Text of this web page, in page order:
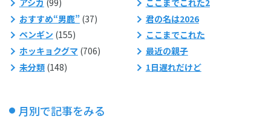
アシカ (99)
おすすめ“男鹿”(37)
ペンギン (155)
ホッキョクグマ (706)
未分類(148)
ここまでこれた2
君の名は2026
ここまでこれた
最近の親子
1日遅れだけど
月別で記事をみる